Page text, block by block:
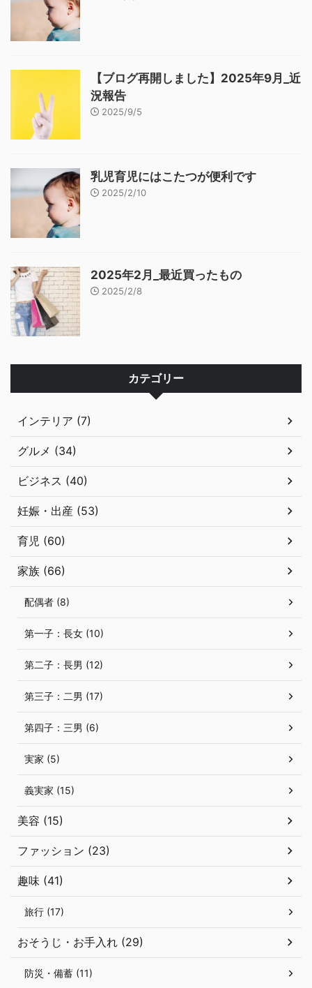
【ブログ再開しました】2025年9月_近
況報告
2025/9/5
乳児育児にはこたつが便利です
2025/2/10
2025年2月_最近買ったもの
2025/2/8
カテゴリー
インテリア (7)
グルメ (34)
ビジネス (40)
妊娠・出産 (53)
育児 (60)
家族 (66)
配偶者 (8)
第一子：長女 (10)
第二子：長男 (12)
第三子：二男 (17)
第四子：三男 (6)
実家 (5)
義実家 (15)
美容 (15)
ファッション (23)
趣味 (41)
旅行 (17)
おそうじ・お手入れ (29)
防災・備蓄 (11)